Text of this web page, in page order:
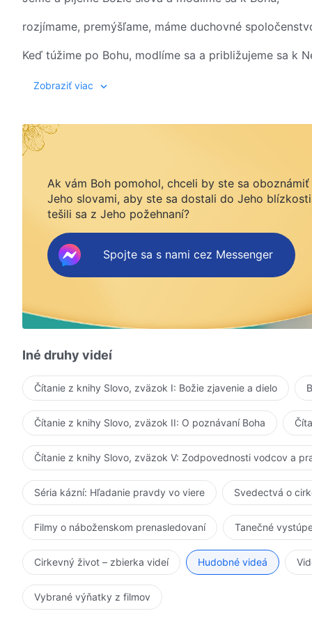
rozjímame, premýšľame, máme duchovné
Keď túžime po Bohu, modlíme sa a približujeme sa k
naše srdcia plesajú z Jeho lásky.
úprimné chválenie Boha nám prináša radosť.
Nie sme viazaní náboženskými rituálmi, náš duch
Vo všetkom praktizujeme podľa Božích slov
Keď máme na zhromaždeniach duchovné
čisto sa otvárame a náš duch nachádza uvoľnenie.
Všetci sme Boží vyvolený národ –
sme povinní prinášať svoj podiel.
Nemaj strach, že je tvoje duchovné spoločenstvo
ak je to skutočné poznanie, stačí to.
Ty prídeš na zhromaždenie a prinesieš svoj podiel,
ja prídem na zhromaždenie a prinesiem svoj.
Keď sa otvoríme a máme duchovné spoločenstvo o
môžeme získať dielo Ducha Svätého.
Zobraziť viac
Ak vám Boh pomohol, chceli by ste sa oboznámiť
Jeho slovami, aby ste sa dostali do Jeho
tešili sa z Jeho požehnaní?
Spojte sa s nami cez Messenger
Iné druhy videí
Čítanie z knihy Slovo, zväzok I: Božie zjavenie a dielo
Čítanie z knihy Slovo, zväzok II: O poznávaní Boha
Čítanie z knihy Slovo, zväzok V: Zodpovednosti vodcov a
Séria kázní: Hľadanie pravdy vo viere Svedectvá o
Filmy o náboženskom prenasledovaní Tanečné
Cirkevný život – zbierka videí Hudobné videá
Vybrané výňatky z filmov